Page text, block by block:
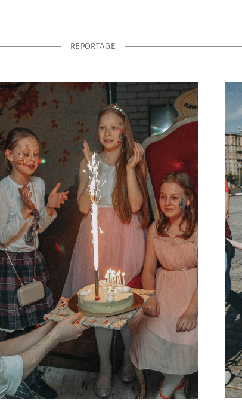
REPORTAGE